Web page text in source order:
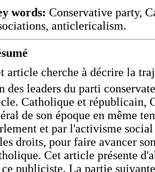
words: Conservative party,
anticlericalism.
article cherche à décrire la
des leaders du parti
Catholique et républicain,
de son époque en même
et par l'activisme
droits, pour faire avancer
Cet article présente
ce publiciste. La partie